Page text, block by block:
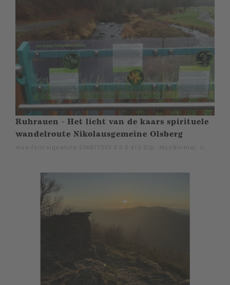
Ruhrauen - Het licht van de kaars spirituele
wandelroute Nikolausgemeine Olsberg
mso-font-signature:536871559 3 0 0 415 0;}p. MsoNormal, li.